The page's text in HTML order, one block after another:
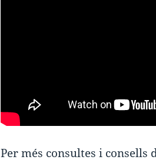
Per més consultes i